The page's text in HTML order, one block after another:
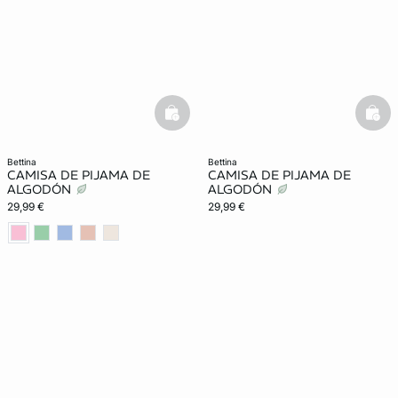
bettina
CAMISA DE PIJAMA DE
ALGODÓN
29,99 €
basketfull
bettina
CAMISA DE PIJAMA DE
ALGODÓN
29,99 €